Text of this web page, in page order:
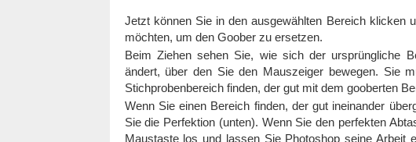
Jetzt können Sie in den ausgewählten Bereich klicken
möchten, um den Goober zu ersetzen.
Beim Ziehen sehen Sie, wie sich der ursprüngliche
ändert, über den Sie den Mauszeiger bewegen. Sie
Stichprobenbereich finden, der gut mit dem gooberten
Wenn Sie einen Bereich finden, der gut ineinander
Sie die Perfektion (unten). Wenn Sie den perfekten
Maustaste los und lassen Sie Photoshop seine Arbeit